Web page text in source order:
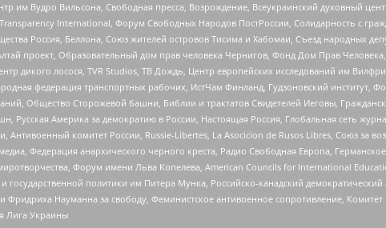
Вудро Вильсона, Свободная пресса, Возрождение, Всеукраинский духовный
International, Форум Свободных Народов ПостРоссии, Солидарность с
Россия, Беллона, Союз жителей островов Тисима и Хабомаи, Съезд народных
проект, Образовательный дом прав человека Чернигов, Фонд Дом Прав
дикого лосося, TVR Studios, ТВ Дождь, Центр европейских исследований им
федерация транспортных рабочих, ИстЧам Финланд, Гудзоновский институт,
Общество Сторожевой башни, Библии и трактатов Свидетелей Иеговы,
Америка за демократию в России, Настоящая Россия, Глобальная сеть
комитет России, Russie-Libertes, La Asocicion de Rusos Libres, Союз за
Федерация анархического черного креста, Радио Свободная Европа,
Форум имени Льва Копелева, American Councils for International
политики им Питера Мунка, Российско-канадский
Науманна за свободу, Феминистское антивоенное сопротивление, Комитет
Лига Украины